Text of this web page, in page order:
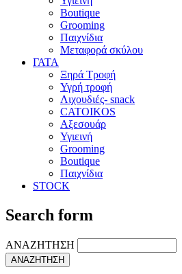
Boutique
Grooming
Παιχνίδια
Μεταφορά σκύλου
ΓΑΤΑ
Ξηρά Τροφή
Υγρή τροφή
Λιχουδιές- snack
CATOIKOS
Αξεσουάρ
Υγιεινή
Grooming
Boutique
Παιχνίδια
STOCK
Search form
ΑΝΑΖΗΤΗΣΗ